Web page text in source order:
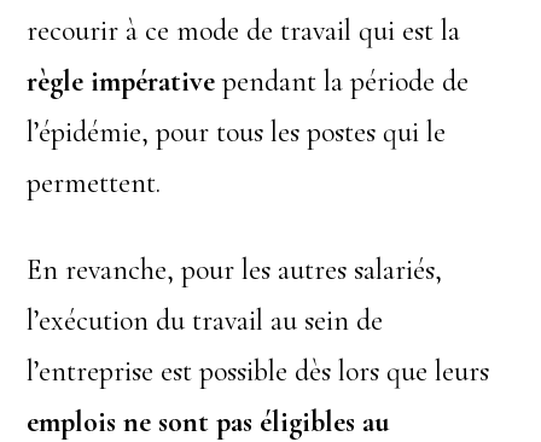
recourir à ce mode de travail qui est la
règle impérativependant la période de
l’épidémie, pour tous les postes qui le
permettent.
En revanche, pour les autres salariés,
l’exécution du travail au sein de
l’entreprise est possible dès lors que leurs
emplois ne sont pas éligibles au